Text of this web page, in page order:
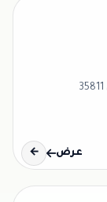
عرض ←